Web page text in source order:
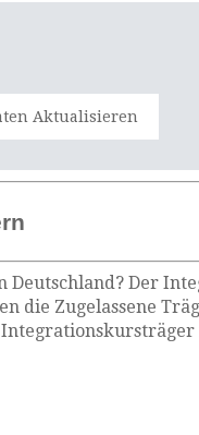
Aktualisieren
Deutschland? Der
die Zugelassene